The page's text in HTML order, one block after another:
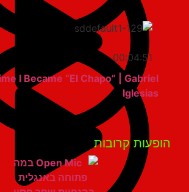
00:04:51
The Time I Became “El Chapo” | Gabriel
Iglesias
קרובות